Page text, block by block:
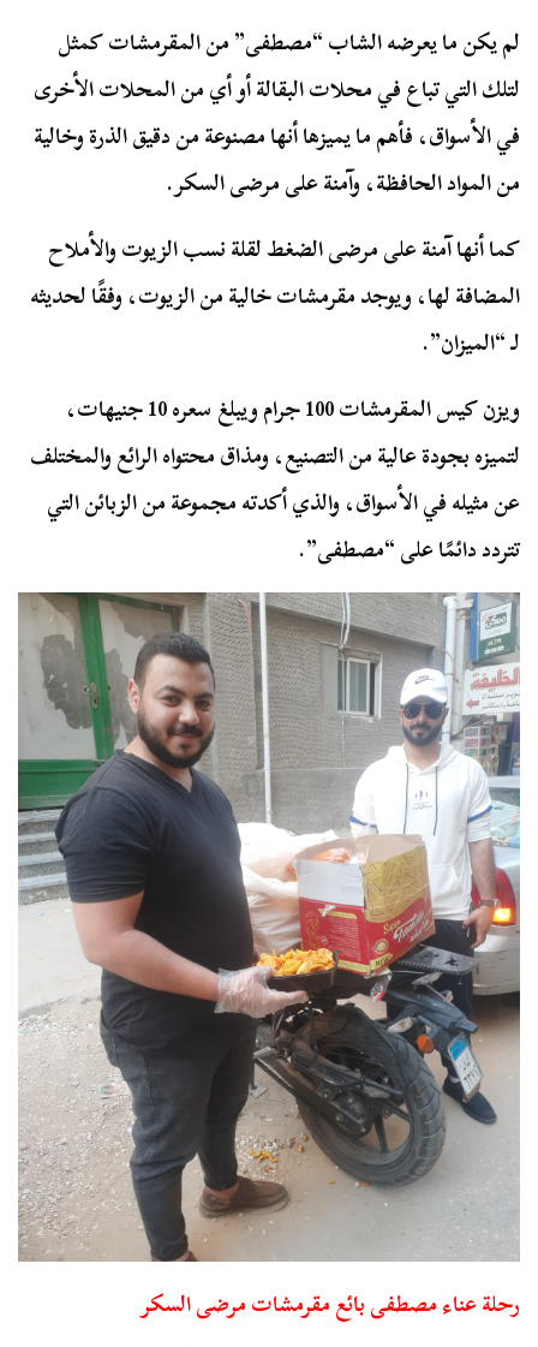
لم يكن ما يعرضه الشاب “مصطفى” من المقرمشات كمثل
لتلك التي تباع في محلات البقالة أو أي من المحلات الأخرى
في الأسواق، فأهم ما يميزها أنها مصنوعة من دقيق الذرة وخالية
من المواد الحافظة، وآمنة على مرضى السكر.
كما أنها آمنة على مرضى الضغط لقلة نسب الزيوت والأملاح
المضافة لها، ويوجد مقرمشات خالية من الزيوت، وفقًا لحديثه
لـ “الميزان”.
ويزن كيس المقرمشات 100 جرام ويبلغ سعره 10 جنيهات،
لتميزه بجودة عالية من التصنيع، ومذاق محتواه الرائع والمختلف
عن مثيله في الأسواق، والذي أكدته مجموعة من الزبائن التي
تتردد دائمًا على “مصطفى”.
رحلة عناء مصطفى بائع مقرمشات مرضى السكر